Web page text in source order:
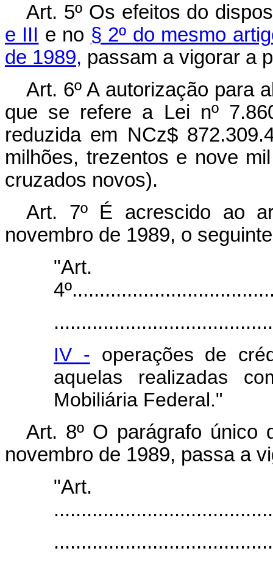
Art. 5º Os efeitos do
e III e no § 2º do mesmo
de 1989, passam a vigorar a
Art. 6º A autorização para
que se refere a Lei nº
reduzida em NCz$
milhões, trezentos e nove
cruzados novos).
Art. 7º É acrescido ao
novembro de 1989, o
"Art.
IV - operações de
aquelas realizadas
Mobiliária Federal."
Art. 8º O parágrafo único
novembro de 1989, passa a